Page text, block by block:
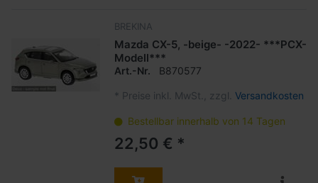
BREKINA
Mazda CX-5, -beige- -2022- ***PCX-
Modell***
Art.-Nr. B870577
* Preise inkl. MwSt., zzgl. Versandkosten
Bestellbar innerhalb von 14 Tagen
22,50 € *